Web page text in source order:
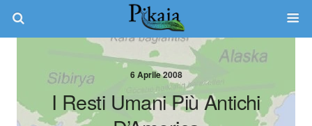
6 Aprile 2008
I Resti Umani Più Antichi